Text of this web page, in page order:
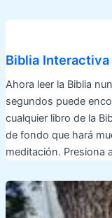
Biblia Interactiva
Ahora leer la Biblia
segundos puede
cualquier libro de la
de fondo que hará
meditación. Presiona